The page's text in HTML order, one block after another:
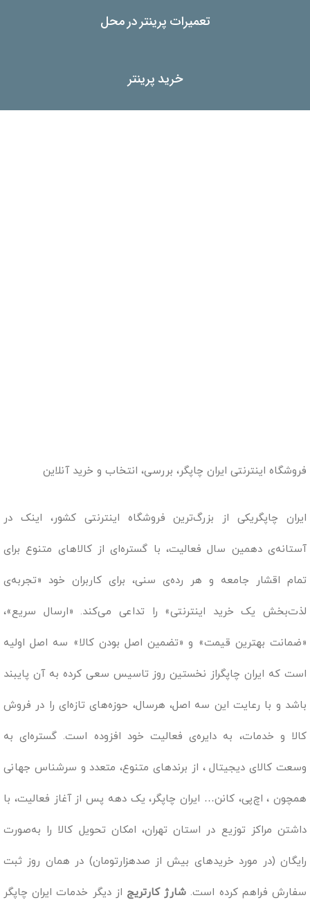
تعمیرات پرینتر در محل
خرید پرینتر
فروشگاه اینترنتی ایران چاپگر، بررسی، انتخاب و خرید آنلاین
ایران چاپگریکی از بزرگ‌ترین فروشگاه اینترنتی کشور، اینک در
آستانه‌ی دهمین سال فعالیت، با گستره‌ای از کالاهای متنوع برای
تمام اقشار جامعه و هر رده‌ی سنی، برای کاربران خود «تجربه‌ی
لذت‌بخش یک خرید اینترنتی» را تداعی می‌کند. «ارسال سریع»،
«ضمانت بهترین قیمت» و «تضمین اصل بودن کالا» سه اصل اولیه
است که ایران چاپگراز نخستین روز تاسیس سعی کرده به آن پایبند
باشد و با رعایت این سه اصل، هرسال، حوزه‌های تازه‌ای را در فروش
کالا و خدمات، به دایره‌ی فعالیت خود افزوده است. گستره‌ای به
وسعت کالای دیجیتال ، از برندهای متنوع، متعدد و سرشناس جهانی
همچون ، اچ‌پی، کانن… ایران چاپگر، یک دهه پس از آغاز فعالیت، با
داشتن مراکز توزیع در استان تهران، امکان تحویل کالا را به‌صورت
رایگان (در مورد خریدهای بیش از صدهزارتومان) در همان روز ثبت
سفارش فراهم کرده است. شارژ کارتریج از دیگر خدمات ایران چاپگر